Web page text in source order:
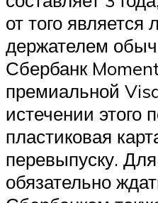
от того является
держателем
Сбербанк
премиальной
истечении этого
пластиковая
перевыпуску.
обязательно